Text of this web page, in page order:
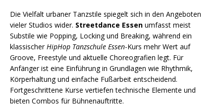
Die Vielfalt urbaner Tanzstile spiegelt sich in den Angeboten
vieler Studios wider. Streetdance Essen umfasst meist
Substile wie Popping, Locking und Breaking, während ein
klassischerHipHop Tanzschule Essen-Kurs mehr Wert auf
Groove, Freestyle und aktuelle Choreografien legt. Für
Anfänger ist eine Einführung in Grundlagen wie Rhythmik,
Körperhaltung und einfache Fußarbeit entscheidend.
Fortgeschrittene Kurse vertiefen technische Elemente und
bieten Combos für Bühnenauftritte.